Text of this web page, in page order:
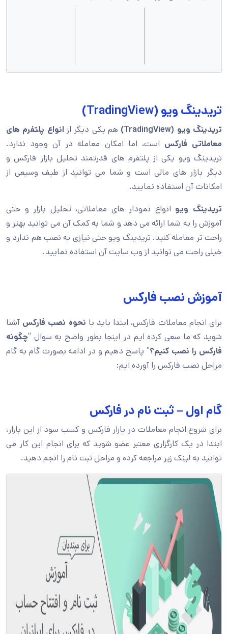
تریدینگ ویو (TradingView)
تریدینگ ویو (TradingView) هم یکی دیگر از انواع پلتفرم های
معاملاتی فارکس است، اما امکان معامله در آن وجود ندارد.
تریدینگ ویو یکی از پلتفرم های قدرتمند تحلیل بازار فارکس و
دیگر بازار های مالی است و شما می توانید از طیف وسیعی از
امکانات آن استفاده نمایید.
تریدینگ ویو انواع نمودار های معاملاتی، تحلیل بازار و حتی
آموزش را به شما ارائه می دهد و شما به کمک آن می توانید بهتر و
راحت تر معامله کنید. تریدینگ ویو حتی نیازی به نصب هم ندارد و
خیلی راحت می توانید از وب سایت آن استفاده نمایید.
آموزش نصب فارکس
برای انجام معاملات فارکس، ابتدا باید با نحوه نصب فارکس آشنا
شوید که ما سعی کرده ایم در اینجا بطور واضح به سوال “چگونه
فارکس را نصب کنیم؟” پاسخ دهیم و در ادامه بصورت گام به گام
مراحل نصب فارکس را آورده ایم:
گام اول – ثبت نام در فارکس
برای شروع انجام معاملات در بازار فارکس و کسب سود از این بازار،
ابتدا در یک کارگزاری معتبر عضو شوید که برای انجام این کار می
توانید به لینک زیر مراجعه کرده و مراحل ثبت نام را انجم دهید.